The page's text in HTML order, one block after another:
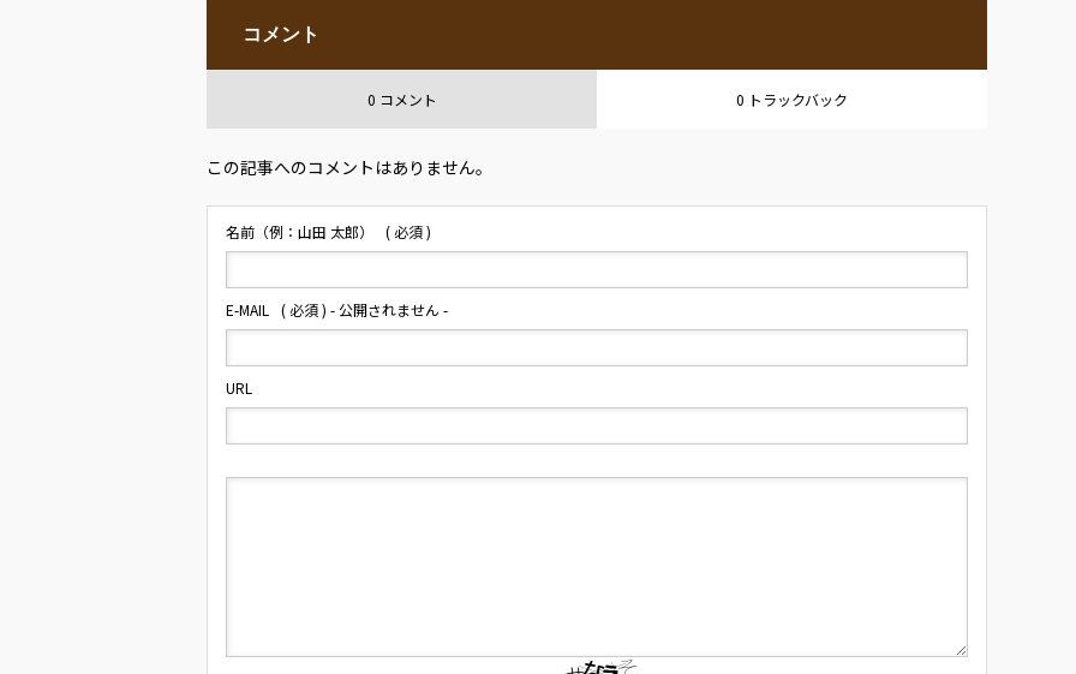
コメント
0 コメント 0 トラックバック
この記事へのコメントはありません。
名前（例：山田 太郎） ( 必須 )
E-MAIL ( 必須 ) - 公開されません -
URL